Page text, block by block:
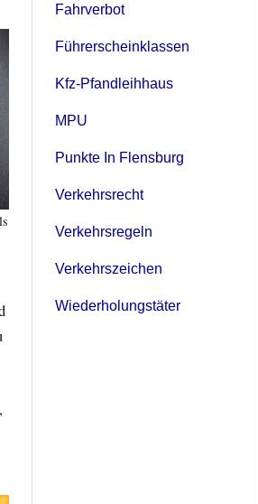
Fahrverbot
Führerscheinklassen
Kfz-Pfandleihhaus
MPU
Punkte In Flensburg
Verkehrsrecht
Verkehrsregeln
Verkehrszeichen
Wiederholungstäter